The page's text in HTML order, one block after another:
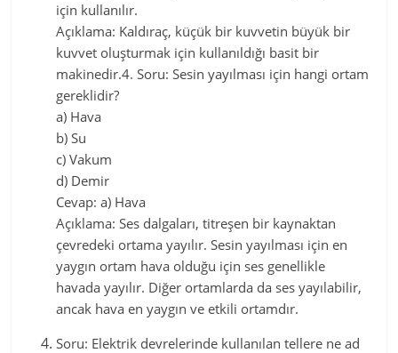
için kullanılır.
Açıklama: Kaldıraç, küçük bir kuvvetin büyük bir
kuvvet oluşturmak için kullanıldığı basit bir
makinedir.4. Soru: Sesin yayılması için hangi ortam
gereklidir?
a) Hava
b) Su
c) Vakum
d) Demir
Cevap: a) Hava
Açıklama: Ses dalgaları, titreşen bir kaynaktan
çevredeki ortama yayılır. Sesin yayılması için en
yaygın ortam hava olduğu için ses genellikle
havada yayılır. Diğer ortamlarda da ses yayılabilir,
ancak hava en yaygın ve etkili ortamdır.
Soru: Elektrik devrelerinde kullanılan tellere ne ad